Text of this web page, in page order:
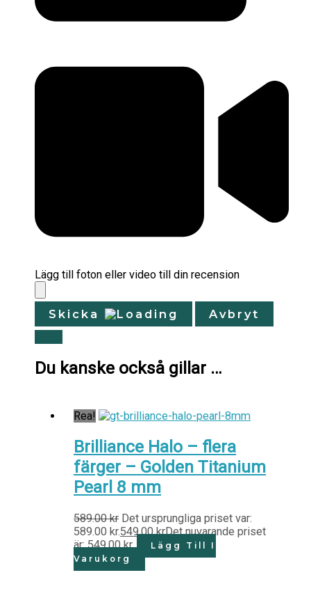
Lägg till foton eller video till din recension
Skicka Avbryt
Du kanske också gillar …
Rea!
Brilliance Halo – flera
färger – Golden Titanium
Pearl 8 mm
589.00kr Det ursprungliga priset var:
589.00 kr.549.00krDet nuvarande priset
är: 549.00 kr.
Lägg Till I
Varukorg